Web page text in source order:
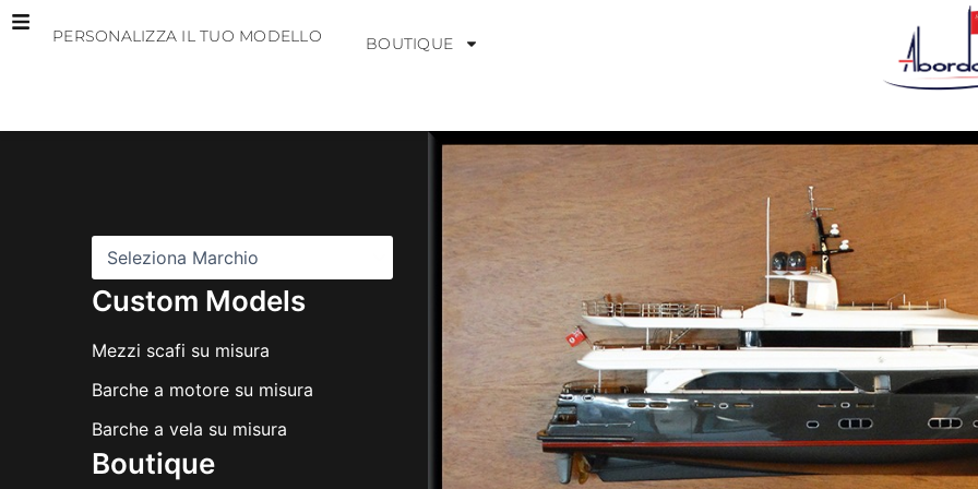
Vai
PERSONALIZZA IL TUO MODELLO BOUTIQUE
Custom Models
Mezzi scafi su misura
Barche a motore su misura
Barche a vela su misura
Boutique